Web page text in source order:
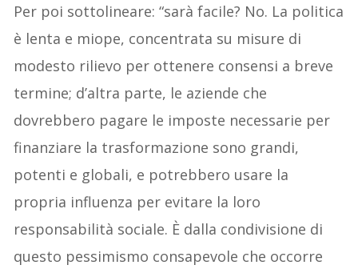
Per poi sottolineare: “sarà facile? No. La politica
è lenta e miope, concentrata su misure di
modesto rilievo per ottenere consensi a breve
termine; d’altra parte, le aziende che
dovrebbero pagare le imposte necessarie per
finanziare la trasformazione sono grandi,
potenti e globali, e potrebbero usare la
propria influenza per evitare la loro
responsabilità sociale. È dalla condivisione di
questo pessimismo consapevole che occorre